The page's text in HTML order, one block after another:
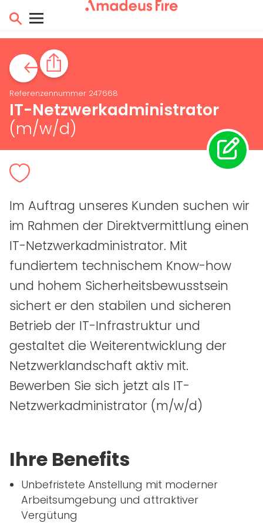
Referenzennummer 247668
IT-Netzwerkadministrator
(m/w/d)
Im Auftrag unseres Kunden suchen wir
im Rahmen der Direktvermittlung einen
IT-Netzwerkadministrator. Mit
fundiertem technischem Know-how
und hohem Sicherheitsbewusstsein
sichert er den stabilen und sicheren
Betrieb der IT-Infrastruktur und
gestaltet die Weiterentwicklung der
Netzwerklandschaft aktiv mit.
Bewerben Sie sich jetzt als IT-
Netzwerkadministrator (m/w/d)
Ihre Benefits
Unbefristete Anstellung mit moderner
Arbeitsumgebung und attraktiver
Vergütung